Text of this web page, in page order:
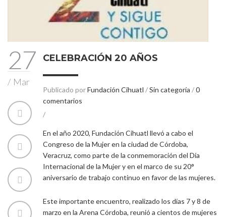
27
/ Mar
CELEBRACIÓN 20 AÑOS
Publicado porFundación Cihuatl /Sin categoría /0
comentarios
/
En el año 2020, Fundación Cihuatl llevó a cabo el
Congreso de la Mujer en la ciudad de Córdoba,
Veracruz, como parte de la conmemoración del Día
Internacional de la Mujer y en el marco de su 20°
aniversario de trabajo continuo en favor de las mujeres.
Este importante encuentro, realizado los días 7 y 8 de
marzo en la Arena Córdoba, reunió a cientos de mujeres